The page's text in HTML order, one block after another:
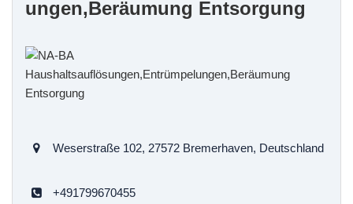
Wohnungsauflösungen
gewerblichen Räumen und Gartenlauben
Entrümpelungen
Transporte
ungen,Beräumung Entsorgung
Weserstraße 102, 27572 Bremerhaven, Deutschland
+491799670455